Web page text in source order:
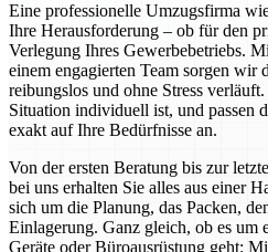
Eine professionelle Umzugsfirma
Ihre Herausforderung – ob für den
Verlegung Ihres Gewerbebetriebs.
einem engagierten Team sorgen wir
reibungslos und ohne Stress
Situation individuell ist, und passen
exakt auf Ihre Bedürfnisse an.
Von der ersten Beratung bis zur
bei uns erhalten Sie alles aus einer
sich um die Planung, das Packen,
Einlagerung. Ganz gleich, ob es um
Geräte oder Büroausrüstung geht: